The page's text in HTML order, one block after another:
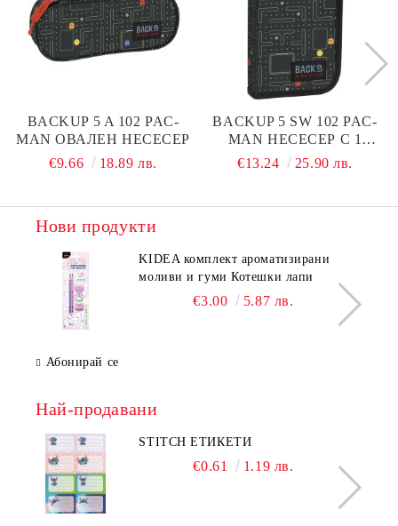
BACKUP 5 A 102 PAC-
MAN ОВАЛЕН НЕСЕСЕР
€9.66
18.89 лв.
BACKUP 5 SW 102 PAC-
MAN НЕСЕСЕР С 1
ЦИП, ПЪЛЕН
€13.24 25.90 лв.
Нови продукти
KIDEA комплект ароматизирани
моливи и гуми Котешки лапи
€3.00 5.87 лв.
Абонирай се
Най-продавани
STITCH ЕТИКЕТИ
€0.61 1.19 лв.